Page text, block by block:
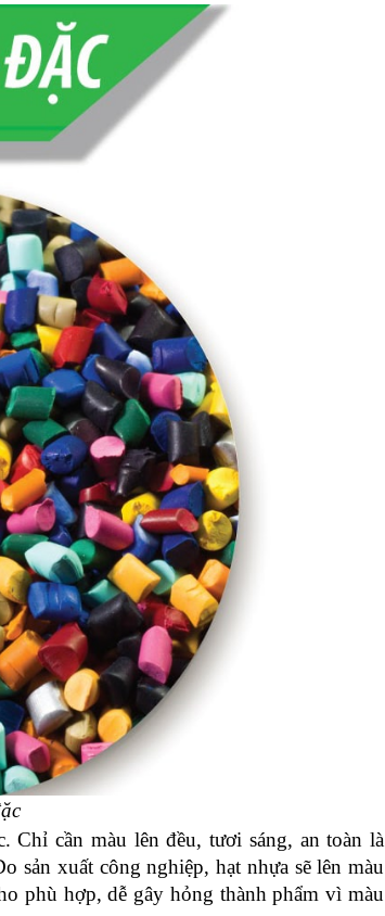
Chỉ cần màu lên đều, tươi sáng, an toàn là
sản xuất công nghiệp, hạt nhựa sẽ lên màu
phù hợp, dễ gây hỏng thành phẩm vì màu